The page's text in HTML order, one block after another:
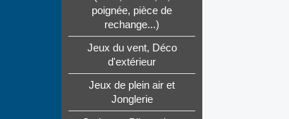
poignée, pièce de
rechange...)
Jeux du vent, Déco
d'extérieur
Jeux de plein air et
Jonglerie